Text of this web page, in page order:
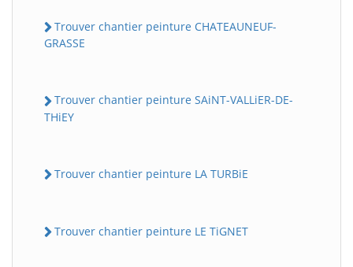
Trouver chantier peinture CHATEAUNEUF-
GRASSE
Trouver chantier peinture SAiNT-VALLiER-DE-
THiEY
Trouver chantier peinture LA TURBiE
Trouver chantier peinture LE TiGNET